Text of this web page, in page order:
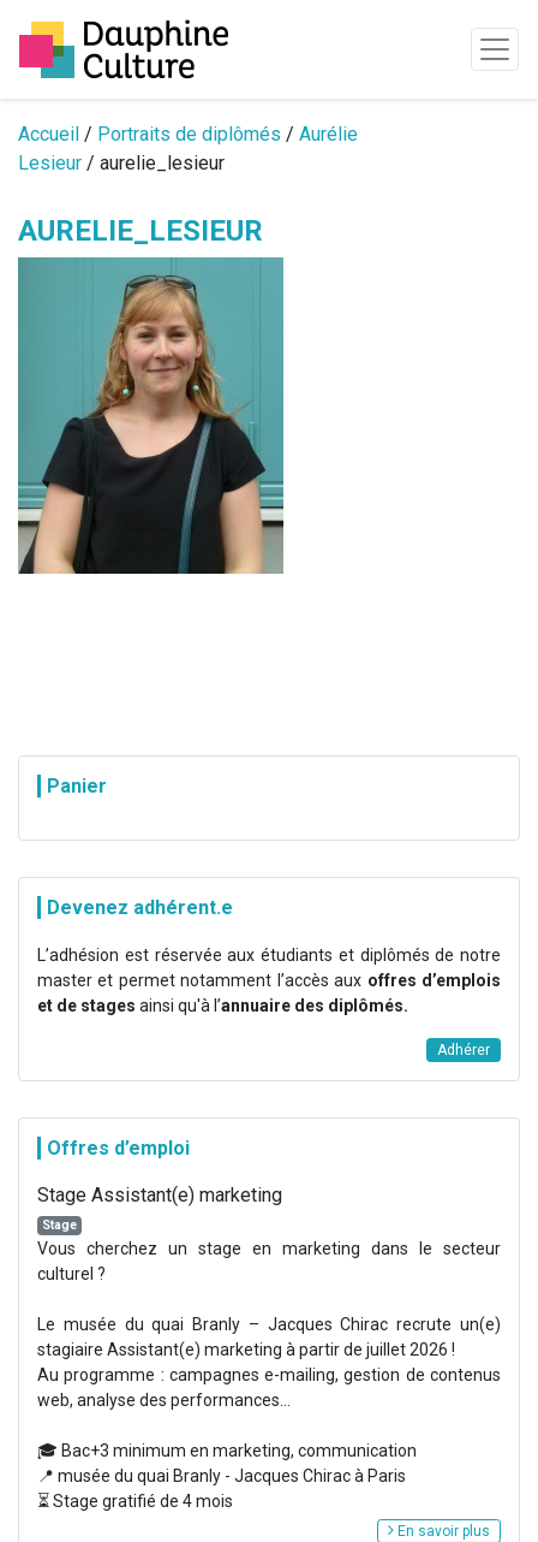
Passer au contenu
Accueil / Portraits de diplômés / Aurélie
Lesieur / aurelie_lesieur
AURELIE_LESIEUR
Panier
Devenez adhérent.e
L’adhésion est réservée aux étudiants et diplômés de notre
master et permet notamment l’accès aux offres d’emplois
et de stages ainsi qu'à l’annuaire des diplômés.
Adhérer
Offres d’emploi
Stage Assistant(e) marketing
Stage
Vous cherchez un stage en marketing dans le secteur
culturel ?
Le musée du quai Branly – Jacques Chirac recrute un(e)
stagiaire Assistant(e) marketing à partir de juillet 2026 !
Au programme : campagnes e-mailing, gestion de contenus
web, analyse des performances...
🎓 Bac+3 minimum en marketing, communication
📍 musée du quai Branly - Jacques Chirac à Paris
⏳ Stage gratifié de 4 mois
En savoir plus